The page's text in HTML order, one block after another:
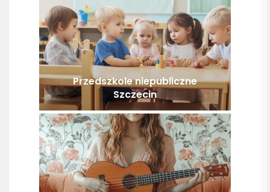
Przedszkole niepubliczne
Szczecin